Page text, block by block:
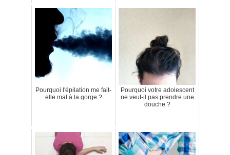
Pourquoi l'épilation me fait-
elle mal à la gorge ?
Pourquoi votre adolescent
ne veut-il pas prendre une
douche ?